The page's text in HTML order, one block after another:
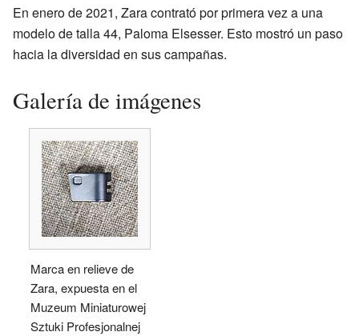
En enero de 2021, Zara contrató por primera vez a una
modelo de talla 44, Paloma Elsesser. Esto mostró un paso
hacia la diversidad en sus campañas.
Galería de imágenes
Marca en relieve de
Zara, expuesta en el
Muzeum Miniaturowej
Sztuki Profesjonalnej